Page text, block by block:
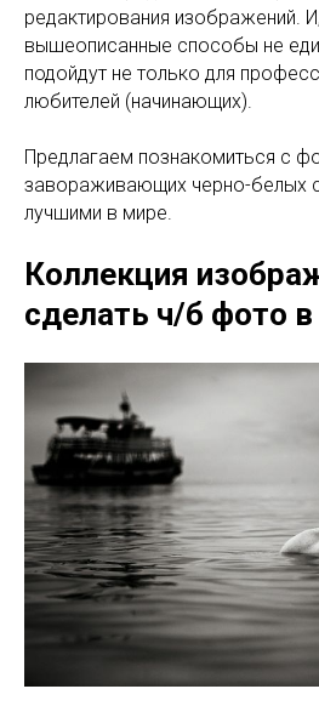
редактирования изображений.
вышеописанные способы не
подойдут не только для
любителей (начинающих).
Предлагаем познакомиться с
завораживающих черно-белых
лучшими в мире.
Коллекция
сделать ч/б фото